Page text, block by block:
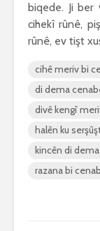
biqede. Ji
cihekî rûnê,
rûnê, ev tişt
cihê meriv bi
di dema
divê kengî
halên ku
kincên di
razana bi